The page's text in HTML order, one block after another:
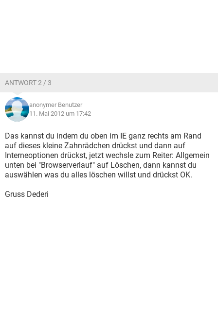
ANTWORT 2 / 3
anonymer Benutzer
11. Mai 2012 um 17:42
Das kannst du indem du oben im IE ganz rechts am Rand
auf dieses kleine Zahnrädchen drückst und dann auf
Interneoptionen drückst, jetzt wechsle zum Reiter: Allgemein
unten bei "Browserverlauf" auf Löschen, dann kannst du
auswählen was du alles löschen willst und drückst OK.
Gruss Dederi